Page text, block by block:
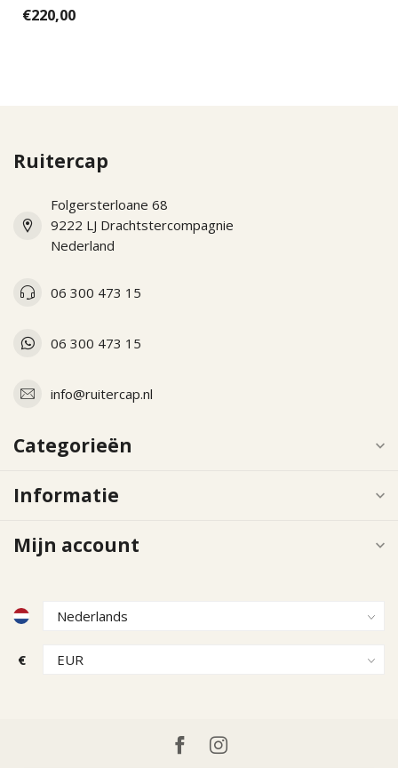
voor de nieuwe KEP...
€220,00
Ruitercap
Folgersterloane 68
9222 LJ Drachtstercompagnie
Nederland
06 300 473 15
06 300 473 15
info@ruitercap.nl
Categorieën
Informatie
Mijn account
€